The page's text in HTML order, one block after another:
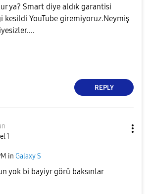
ya? Smart diye aldık garantisi
kesildi YouTube giremiyoruz.Neymiş
REPLY
1
in Galaxy S
yok bi bayiyr görü baksınlar